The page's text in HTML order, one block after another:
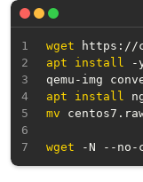
wget
apt
install -
apt install
mv
wget -N --no-